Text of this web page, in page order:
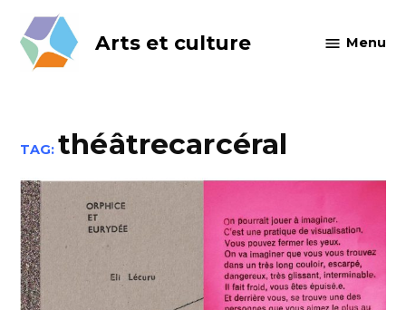
content
Arts et culture Menu
TAG: théâtrecarcéral